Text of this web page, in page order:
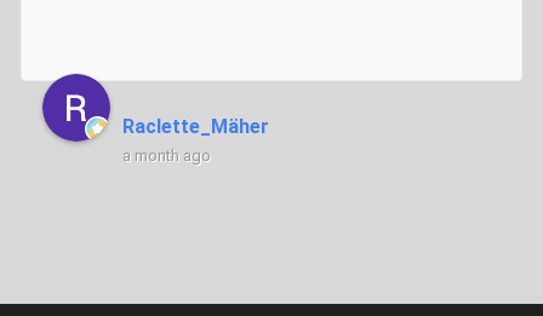
Raclette_Mäher
a month ago